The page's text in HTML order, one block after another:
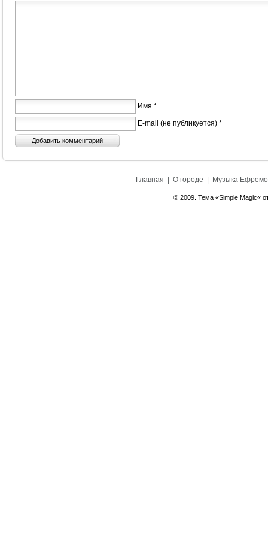
Имя *
E-mail (не публикуется) *
Главная О городе Музыка
© 2009. Тема «Simple Magic«